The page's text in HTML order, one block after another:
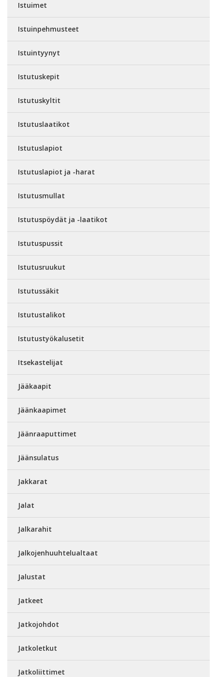
Istuimet
Istuinpehmusteet
Istuintyynyt
Istutuskepit
Istutuskyltit
Istutuslaatikot
Istutuslapiot
Istutuslapiot ja -harat
Istutusmullat
Istutuspöydät ja -laatikot
Istutuspussit
Istutusruukut
Istutussäkit
Istutustalikot
Istutustyökalusetit
Itsekastelijat
Jääkaapit
Jäänkaapimet
Jäänraaputtimet
Jäänsulatus
Jakkarat
Jalat
Jalkarahit
Jalkojenhuuhtelualtaat
Jalustat
Jatkeet
Jatkojohdot
Jatkoletkut
Jatkoliittimet